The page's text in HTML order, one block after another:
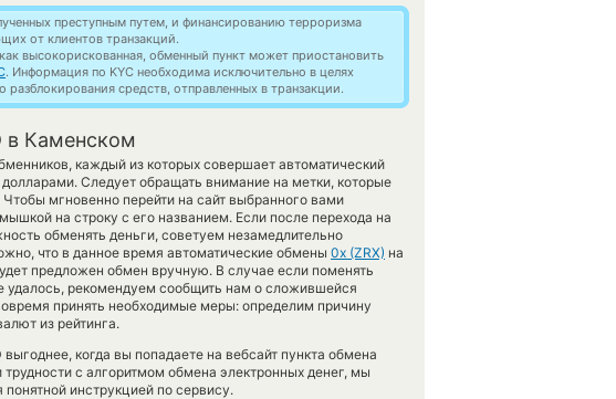
преступным путем, и финансированию терроризма
от клиентов транзакций.
высокорискованная, обменный пункт может приостановить
. Информация по KYC необходима исключительно в целях
средств, отправленных в транзакции.
в Каменском
каждый из которых совершает автоматический
Следует обращать внимание на метки, которые
мгновенно перейти на сайт выбранного вами
на строку с его названием. Если после перехода на
обменять деньги, советуем незамедлительно
что в данное время автоматические обмены 0x (ZRX) на
предложен обмен вручную. В случае если поменять
рекомендуем сообщить нам о сложившейся
принять необходимые меры: определим причину
из рейтинга.
когда вы попадаете на вебсайт пункта обмена
с алгоритмом обмена электронных денег, мы
понятной инструкцией по сервису.